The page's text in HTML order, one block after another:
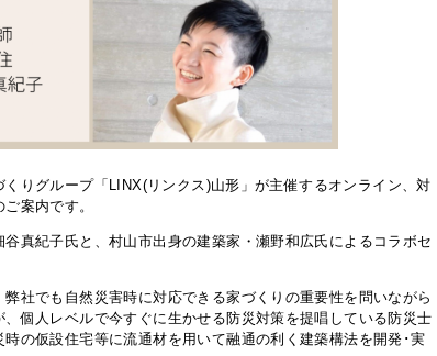
りグループ「LINX(リンクス)山形」が主催するオンライン、対
案内です。
真紀子氏と、村山市出身の建築家・瀬野和広氏によるコラボセ
社でも自然災害時に対応できる家づくりの重要性を問いながら
個人レベルで今すぐに生かせる防災対策を提唱している防災士
の仮設住宅等に流通材を用いて融通の利く建築構法を開発･実